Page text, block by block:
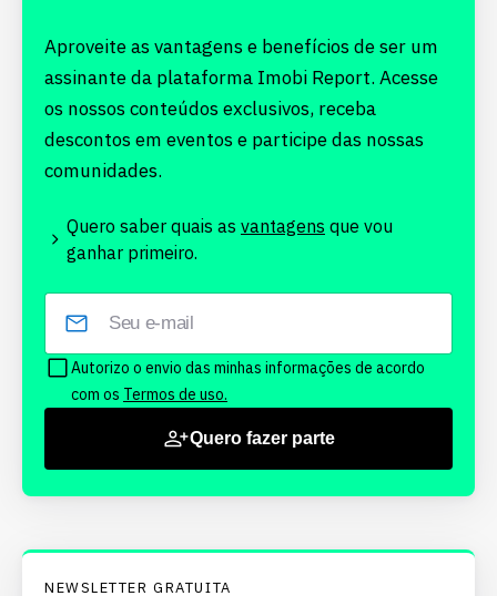
Aproveite as vantagens e benefícios de ser um
assinante da plataforma Imobi Report. Acesse
os nossos conteúdos exclusivos, receba
descontos em eventos e participe das nossas
comunidades.
Quero saber quais as vantagens que vou
ganhar primeiro.
Autorizo o envio das minhas informações de acordo
com os Termos de uso.
Quero fazer parte
NEWSLETTER GRATUITA